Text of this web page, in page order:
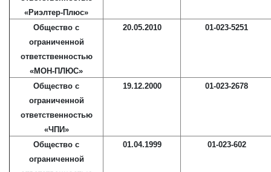
«Риэлтер-Плюс»
Общество с
ограниченной
ответственностью
«МОН-ПЛЮС»
20.05.2010 01-023-5251
Общество с
ограниченной
ответственностью
«ЧПИ»
19.12.2000 01-023-2678
Общество с
ограниченной
01.04.1999 01-023-602